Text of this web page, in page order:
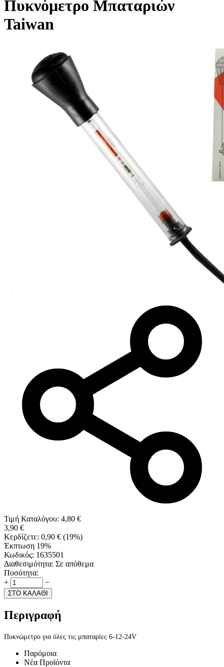
Πυκνόμετρο Μπαταριών
Taiwan
Τιμή Καταλόγου: 4,80 €
3,90 €
Κερδίζετε: 0,90 € (19%)
Έκπτωση 19%
Κωδικός: 1635501
Διαθεσιμότητα: Σε απόθεμα
Ποσότητα:
+
−
ΣΤΟ ΚΑΛΑΘΙ
Περιγραφή
Πυκνώμετρο για όλες τις μπαταρίες 6-12-24V
Παρόμοια
Νέα Προϊόντα